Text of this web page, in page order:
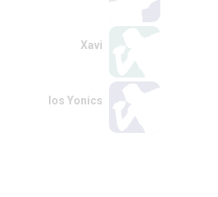
Xavi
los Yonics